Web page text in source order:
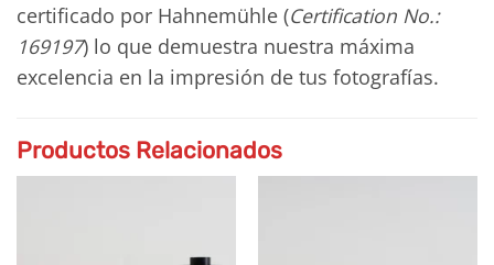
certificado por Hahnemühle (Certification No.:
169197) lo que demuestra nuestra máxima
excelencia en la impresión de tus fotografías.
Productos Relacionados